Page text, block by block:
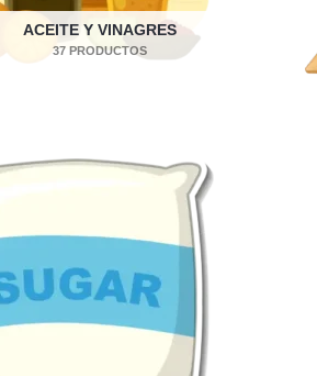
ACEITE Y VINAGRES
37 PRODUCTOS